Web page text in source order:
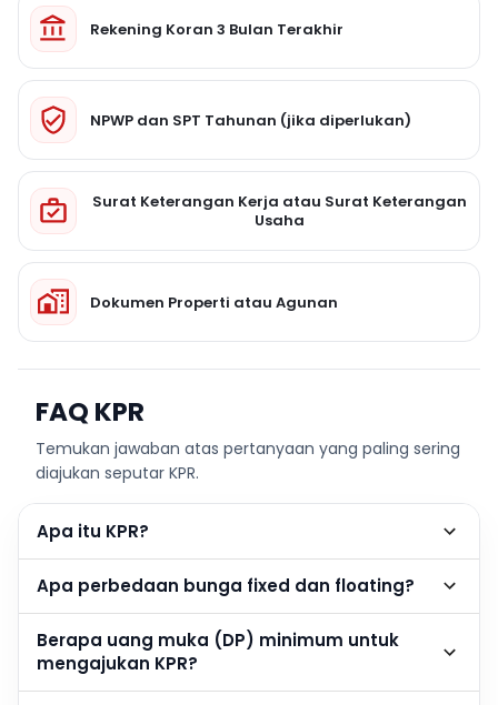
Rekening Koran 3 Bulan Terakhir
NPWP dan SPT Tahunan (jika diperlukan)
Surat Keterangan Kerja atau Surat Keterangan
Usaha
Dokumen Properti atau Agunan
FAQ KPR
Temukan jawaban atas pertanyaan yang paling sering
diajukan seputar KPR.
Apa itu KPR?
Apa perbedaan bunga fixed dan floating?
Berapa uang muka (DP) minimum untuk
mengajukan KPR?